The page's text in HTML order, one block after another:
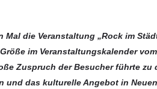
Mal die Veranstaltung „Rock im
im Veranstaltungskalender
Zuspruch der Besucher führte zu
und das kulturelle Angebot in